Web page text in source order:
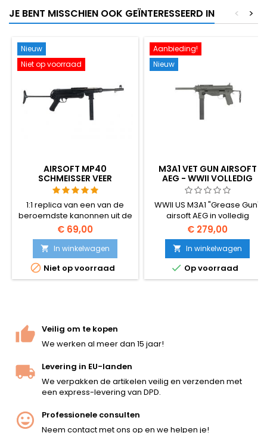
met 700 ronden, ~320 FPS. 1170
mm, 6500 g.
JE BENT MISSCHIEN OOK GEÏNTERESSEERD IN >
<
Nieuw
Niet op voorraad
AIRSOFT MP40
SCHMEISSER VEER
MACHINEPISTOOL
1:1 replica van een van de
beroemdste kanonnen uit de
Tweede Wereldoorlog -
MP40 Schmeisser. Gemaakt
van kunststof.
€ 69,00
 In winkelwagen
 Niet op voorraad
Aanbieding!
Nieuw
M3A1 VET GUN AIRSOFT
AEG - WWII VOLLEDIG
METALEN SMG, 500-RD HI-
CAP
WWII US M3A1 "Grease Gun"
airsoft AEG in volledig
metalen - aluminium + stalen
constructie, speciale
versnellingsbak, 500-ronde
hi-cap magazijn, instelbare
hop-up, ~1,34 J. Het
compacte 508 mm
€ 279,00
 In winkelwagen
 Op voorraad
Veilig om te kopen
We werken al meer dan 15 jaar!
Levering in EU-landen
We verpakken de artikelen veilig en verzenden met
een express-levering van DPD.
Professionele consulten
Neem contact met ons op en we helpen je!